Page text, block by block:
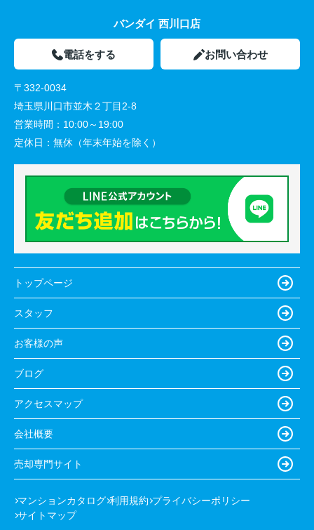
バンダイ 西川口店
電話をする お問い合わせ
〒332-0034
埼玉県川口市並木２丁目2-8
営業時間： 10:00～19:00
定休日： 無休（年末年始を除く）
トップページ
スタッフ
お客様の声
ブログ
アクセスマップ
会社概要
売却専門サイト
マンションカタログ 利用規約 プライバシーポリシー
サイトマップ